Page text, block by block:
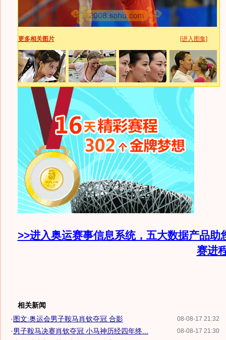
更多相关图片 [进入图集]
>>进入奥运赛事信息系统，五大数据产品助
赛进
相关新闻
08-08-17 21:32
·图文:奥运会男子鞍马肖钦夺冠 合影
08-08-17 21:30
·男子鞍马决赛肖钦夺冠 小马神历经四年终...